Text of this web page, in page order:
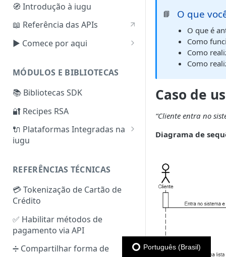
🧭 Introdução à iugu
📖 Referência das APIs
▶️ Comece por aqui
Criar, Verificar e Configurar
Subconta
Configurações Extras
Boleto Bancário —
Configurações Extras
Faturas
Split de Pagamentos
Checkout Transparente e
Tokens de Cartão de Crédito
Zero Auth
Cobrança Recorrente
(Assinaturas)
Recursos Extras — Cobrança
Recorrente (Assinaturas)
Cobrança Direta
Cobrança simples — Cartão
de Crédito
Gatilhos da iugu
MÓDULOS E BIBLIOTECAS
📚 Bibliotecas SDK
🔐 Recipes RSA
🔌 Plataformas Integradas na
iugu
Configurando conector iugu
WooCommerce
Configurações do Plugin
WooCommerce iugu 3.2.5+
Funcionalidades do plugin
WooCommerce iugu 3.2.0+
Soluções de problemas
Shopify
Configuração do plugin
Plataformas Parceiras
Módulos Parceiros
REFERÊNCIAS TÉCNICAS
💳 Tokenização de Cartão de
Crédito
✅ Habilitar métodos de
pagamento via API
➗ Compartilhar forma de
📘 O que
O que é
Como
Como
Como
Caso de
“Cliente entra no
Diagrama de
Português (Brasil)